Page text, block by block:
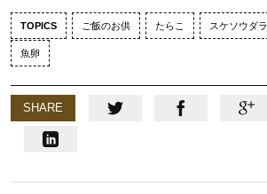
TOPICS ご飯のお供 たらこ スケソウダラ
魚卵
SHARE